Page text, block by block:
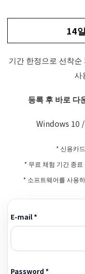
14
기간 한정으로 선착
사
등록 후 바로 다
Windows 10
* 신용카
* 무료 체험 기간 종
* 소프트웨어를 사용
E-mail *
Password *